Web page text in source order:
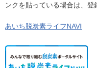
ンクを貼っている場合は、登
あいち脱炭素ライフNAVI